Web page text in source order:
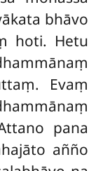
bhāvo
hoti. Hetu
Evaṃ
pana
añño